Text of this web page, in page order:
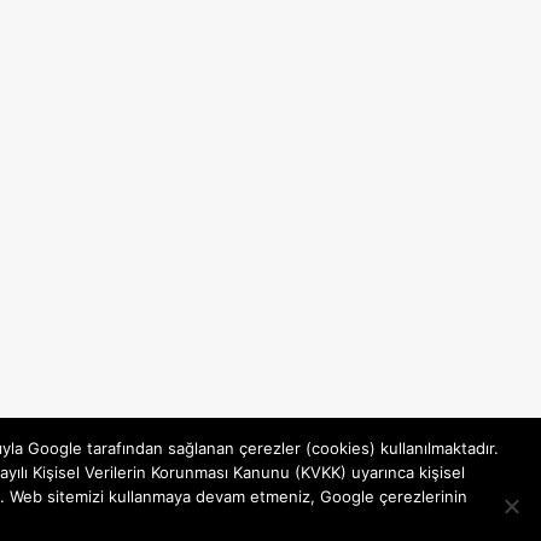
Google tarafından sağlanan çerezler (cookies) kullanılmaktadır.
Kişisel Verilerin Korunması Kanunu (KVKK) uyarınca kişisel
Web sitemizi kullanmaya devam etmeniz, Google çerezlerinin